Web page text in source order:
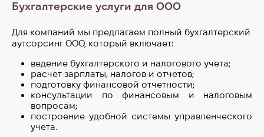
Бухгалтерские услуги для ООО
Для компаний мы предлагаем полный бухгалтерский
аутсорсинг ООО, который включает:
ведение бухгалтерского и налогового учета;
расчет зарплаты, налогов и отчетов;
подготовку финансовой отчетности;
консультации по финансовым и налоговым
вопросам;
построение удобной системы управленческого
учета.